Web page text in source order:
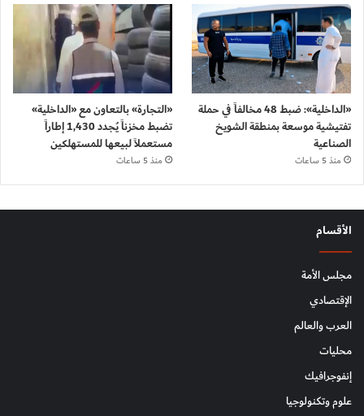
«الداخلية»: ضبط 48 مخالفاً في حملة
تفتيشية موسعة بمنطقة الشويخ
الصناعية
منذ 5 ساعات
«التجارة» بالتعاون مع «الداخلية»
تضبط مخزناً يُجدد 1,430 إطاراً
مستعملاً لبيعها للمستهلكين
منذ 5 ساعات
الأقسام
مجلس الأمة
الإقتصادي
العرب والعالم
محليات
إنفوجرافيك
علوم وتكنولوجيا